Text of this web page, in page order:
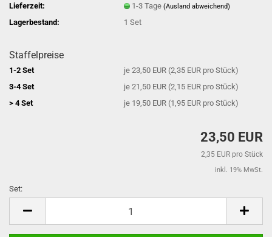
Lieferzeit:
1-3 Tage(Ausland abweichend)
Lagerbestand: 1Set
Staffelpreise
1-2 Set
je 23,50 EUR (2,35 EUR pro Stück)
3-4 Set
je 21,50 EUR (2,15 EUR pro Stück)
> 4 Set
je 19,50 EUR (1,95 EUR pro Stück)
23,50 EUR
2,35 EUR pro Stück
inkl. 19% MwSt.
Set: